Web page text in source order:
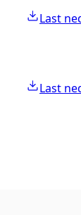
Last
Last